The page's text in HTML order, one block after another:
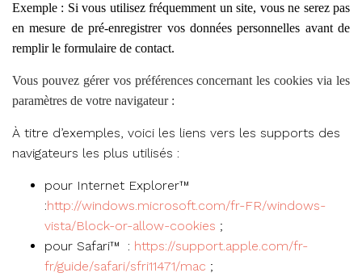
Exemple : Si vous utilisez fréquemment un site, vous ne serez pas
en mesure de pré-enregistrer vos données personnelles avant de
remplir le formulaire de contact.
Vous pouvez gérer vos préférences concernant les cookies via les
paramètres de votre navigateur :
À titre d’exemples, voici les liens vers les supports des
navigateurs les plus utilisés :
pour Internet Explorer™
:http://windows.microsoft.com/fr-FR/windows-
vista/Block-or-allow-cookies ;
pour Safari™ : https://support.apple.com/fr-
fr/guide/safari/sfri11471/mac ;